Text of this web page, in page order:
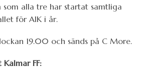
som alla tre har startat samtliga
för AIK i år.
19.00 och sänds på C More.
FF: